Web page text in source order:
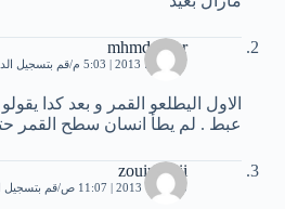
mhmd alsqr
17 يوليو، 2013 | 5:03 م قم بتسجيل
الاول اليطلعو القمر و بعد كدا
عبط . لم يطأ انسان سطح
zouir rabii
3 أكتوبر، 2013 | 11:07 ص قم بتسجيل